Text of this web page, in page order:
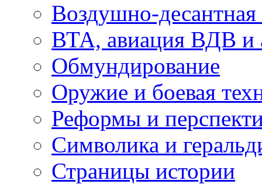
Воздушно-десантная
ВТА, авиация ВДВ и
Обмундирование
Оружие и боевая
Реформы и
Символика и
Страницы истории